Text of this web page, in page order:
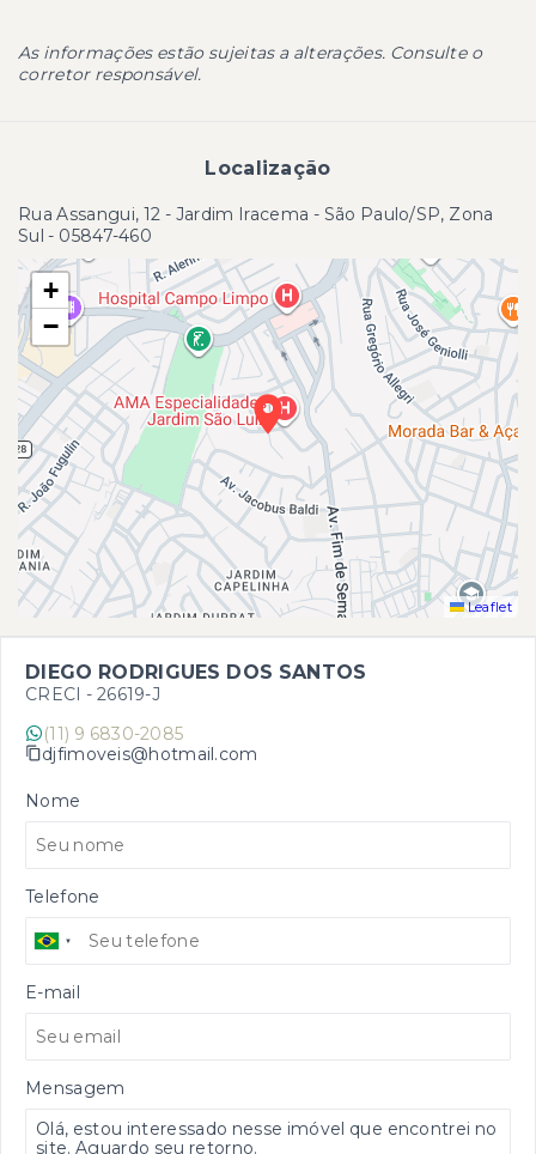
As informações estão sujeitas a alterações. Consulte o
corretor responsável.
Localização
Rua Assangui, 12 - Jardim Iracema - São Paulo/SP, Zona
Sul - 05847-460
+
−
Leaflet
DIEGO RODRIGUES DOS SANTOS
CRECI - 26619-J
(11) 9 6830-2085
djfimoveis@hotmail.com
Nome
Telefone
E-mail
Mensagem